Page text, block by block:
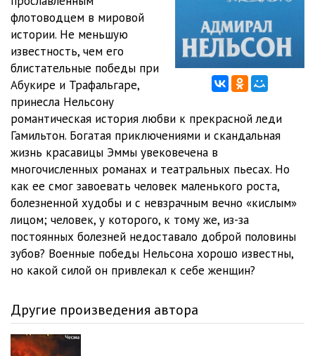
04_Lyubov i zhenitba
05_01_Gody zabveniya 23:19
05_02_Gody zabveniya
06_01_Kapitan «Agamemnona»
06_02_Kapitan «Agamemnona» 23:09
07_01_Na rumbah Sredizemnogo morya
07_02_Na rumbah Sredizemnogo morya 23:11
08_01_Srazhenie pri Sent-Vinsente i pervaya slava
08_02_Srazhenie pri Sent-Vinsente i pervaya slava 23:33
09_01_Drama pri Tenerife
10_01_Kontr-admiral sinego flaga 23:18
флотоводцем в мировой
истории. Не меньшую
известность, чем его
блистательные победы при
Абукире и Трафальгаре,
принесла Нельсону
романтическая история любви к прекрасной леди
Гамильтон. Богатая приключениями и скандальная
жизнь красавицы Эммы увековечена в
многочисленных романах и театральных пьесах. Но
как ее смог завоевать человек маленького роста,
болезненной худобы и с невзрачным вечно «кислым»
лицом; человек, у которого, к тому же, из-за
постоянных болезней недоставало доброй половины
зубов? Военные победы Нельсона хорошо известны,
но какой силой он привлекал к себе женщин?
Другие произведения автора